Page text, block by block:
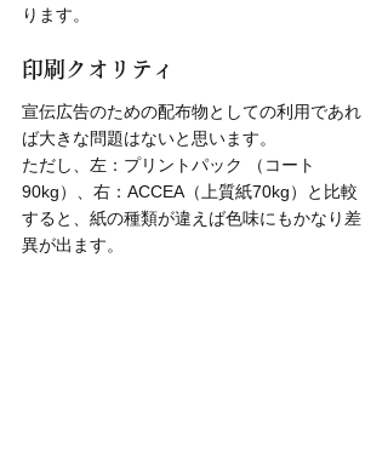
ります。
印刷クオリティ
宣伝広告のための配布物としての利用であれ
ば大きな問題はないと思います。
ただし、左：プリントパック （コート
90kg）、右：ACCEA（上質紙70kg）と比較
すると、紙の種類が違えば色味にもかなり差
異が出ます。